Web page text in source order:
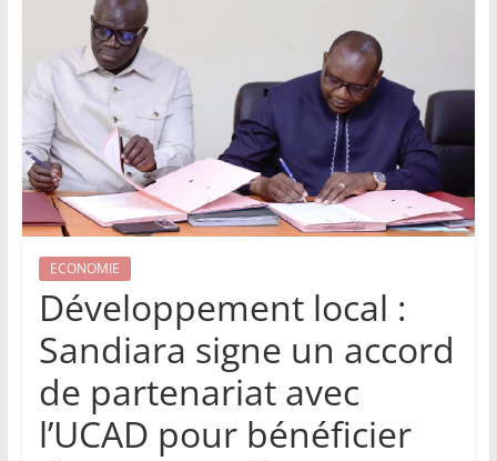
ECONOMIE
Développement local :
Sandiara signe un accord
de partenariat avec
l’UCAD pour bénéficier